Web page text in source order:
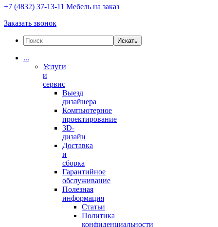
+7 (4832) 37-13-11 Мебель на заказ
Заказать звонок
Искать
...
Услуги
и
сервис
Выезд
дизайнера
Компьютерное
проектирование
3D-
дизайн
Доставка
и
сборка
Гарантийное
обслуживание
Полезная
информация
Статьи
Политика
конфиденциальности